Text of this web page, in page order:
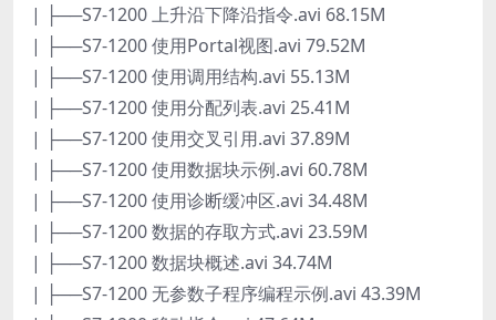
| ├──S7-1200 上升沿下降沿指令.avi 68.15M
| ├──S7-1200 使用Portal视图.avi 79.52M
| ├──S7-1200 使用调用结构.avi 55.13M
| ├──S7-1200 使用分配列表.avi 25.41M
| ├──S7-1200 使用交叉引用.avi 37.89M
| ├──S7-1200 使用数据块示例.avi 60.78M
| ├──S7-1200 使用诊断缓冲区.avi 34.48M
| ├──S7-1200 数据的存取方式.avi 23.59M
| ├──S7-1200 数据块概述.avi 34.74M
| ├──S7-1200 无参数子程序编程示例.avi 43.39M